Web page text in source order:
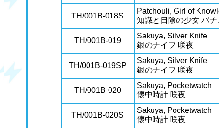
TH/001B-018S
Patchouli, Girl of
知識と日陰の少女 パ
TH/001B-019
Sakuya, Silver Knife
銀のナイフ 咲夜
TH/001B-019SP
Sakuya, Silver Knife
銀のナイフ 咲夜
TH/001B-020
Sakuya, Pocketwatch
懐中時計 咲夜
TH/001B-020S
Sakuya, Pocketwatch
懐中時計 咲夜